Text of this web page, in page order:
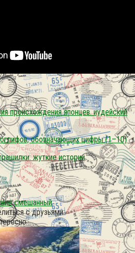
происхождения японцев. иудейский
обозначающих цифры (1–10)
жуткие истории
смешанный
с друзьями: